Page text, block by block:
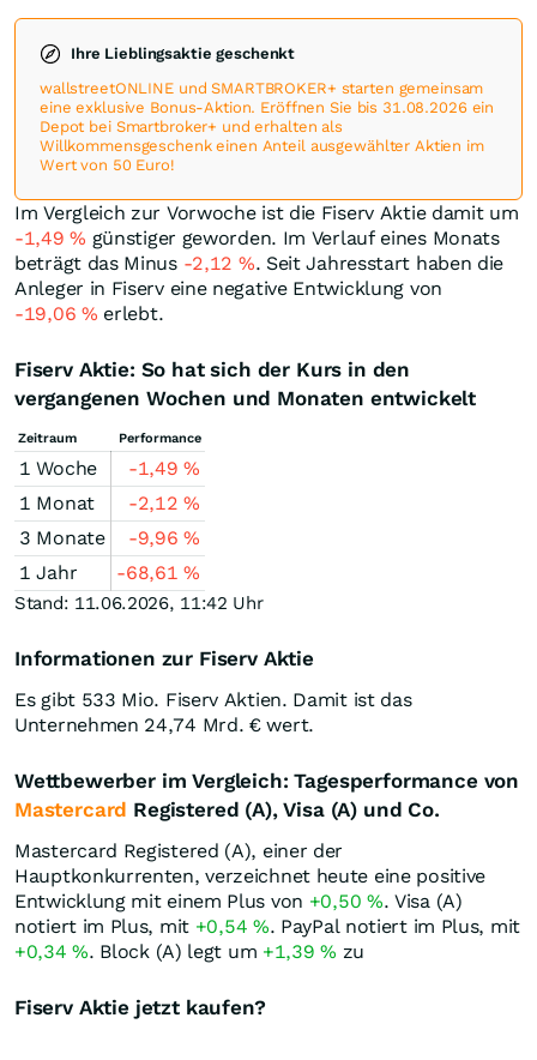
Ihre Lieblingsaktie geschenkt
wallstreetONLINE und SMARTBROKER+ starten gemeinsam
eine exklusive Bonus-Aktion. Eröffnen Sie bis 31.08.2026 ein
Depot bei Smartbroker+ und erhalten als
Willkommensgeschenk einen Anteil ausgewählter Aktien im
Wert von 50 Euro!
Im Vergleich zur Vorwoche ist die Fiserv Aktie damit um
-1,49% günstiger geworden. Im Verlauf eines Monats
beträgt das Minus -2,12 %. Seit Jahresstart haben die
Anleger in Fiserv eine negative Entwicklung von
-19,06 % erlebt.
Fiserv Aktie: So hat sich der Kurs in den
vergangenen Wochen und Monaten entwickelt
Zeitraum Performance
1 Woche -1,49%
1 Monat
-2,12%
3 Monate
-9,96%
1 Jahr
-68,61%
Stand: 11.06.2026, 11:42 Uhr
Informationen zur Fiserv Aktie
Es gibt 533 Mio. Fiserv Aktien. Damit ist das
Unternehmen 24,74 Mrd. € wert.
Wettbewerber im Vergleich: Tagesperformance von
Mastercard Registered (A), Visa (A) und Co.
Mastercard Registered (A), einer der
Hauptkonkurrenten, verzeichnet heute eine positive
Entwicklung mit einem Plus von +0,50 %. Visa (A)
notiert im Plus, mit +0,54 %. PayPal notiert im Plus, mit
+0,34%. Block (A) legt um +1,39% zu
Fiserv Aktie jetzt kaufen?